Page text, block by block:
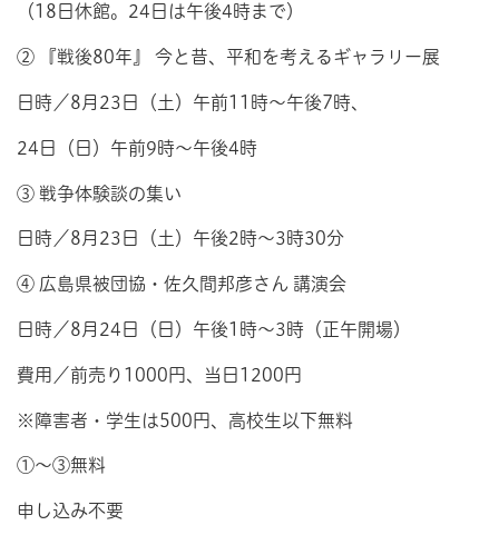
（18日休館。24日は午後4時まで）
② 『戦後80年』 今と昔、平和を考えるギャラリー展
日時／8月23日（土）午前11時～午後7時、
24日（日）午前9時～午後4時
③ 戦争体験談の集い
日時／8月23日（土）午後2時～3時30分
④ 広島県被団協・佐久間邦彦さん 講演会
日時／8月24日（日）午後1時～3時（正午開場）
費用／前売り1000円、当日1200円
※障害者・学生は500円、高校生以下無料
①～③無料
申し込み不要